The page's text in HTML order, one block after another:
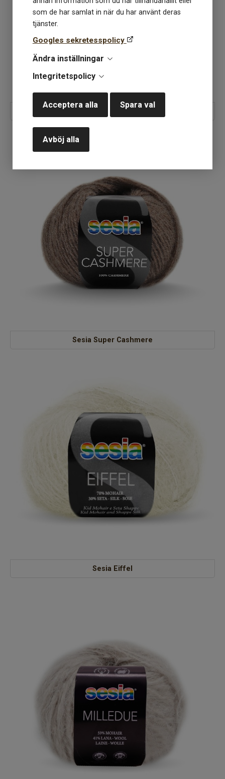
som de har samlat in när du har använt deras
tjänster.
Googles sekretesspolicy
Ändra inställningar
Integritetspolicy
Acceptera alla Spara val
Avböj alla
Sesia Super Echos
Sesia Super Cashmere
Sesia Eiffel